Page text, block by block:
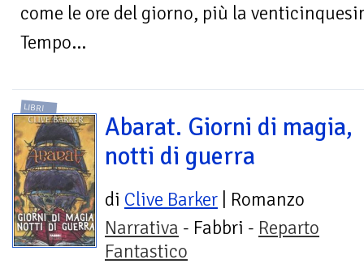
come le ore del giorno, più la
Tempo...
LIBRI
Abarat. Giorni di magia,
notti di guerra
di Clive Barker | Romanzo
Narrativa - Fabbri - Reparto
Fantastico